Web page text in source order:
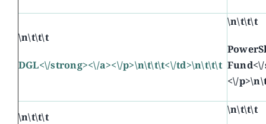
\n\t\t\t
DGL<\/strong><\/a><\/p>\n\t\t\t<\/td>\n\t\t\t
\n\t\t\t
<\/
\n\t\t\t
\n\t\t\t